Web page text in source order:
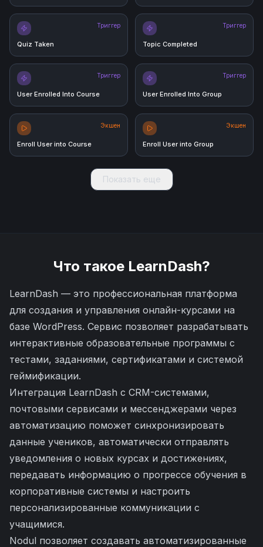
Триггер
Quiz Taken
Триггер
Topic Completed
Триггер
User Enrolled Into Course
Триггер
User Enrolled Into Group
Экшен
Enroll User into Course
Экшен
Enroll User into Group
Показать еще
Что такое LearnDash?
LearnDash — это профессиональная платформа
для создания и управления онлайн-курсами на
базе WordPress. Сервис позволяет разрабатывать
интерактивные образовательные программы с
тестами, заданиями, сертификатами и системой
геймификации.
Интеграция LearnDash с CRM-системами,
почтовыми сервисами и мессенджерами через
автоматизацию поможет синхронизировать
данные учеников, автоматически отправлять
уведомления о новых курсах и достижениях,
передавать информацию о прогрессе обучения в
корпоративные системы и настроить
персонализированные коммуникации с
учащимися.
Nodul позволяет создавать автоматизированные